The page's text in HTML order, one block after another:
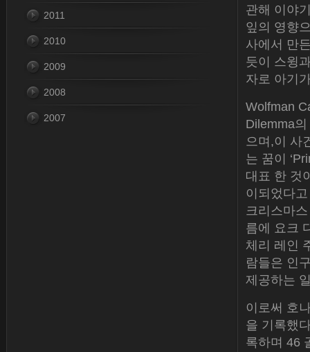
관해 이야
잎의 영향
사에서 만
듯이 스윙
자로 아기
Wolfman
Dilemma
으며,이 사
는 꿈이
대표 한 것
이되었다
크리스마
름에 요크
체리 레인
람들은 인
제공하는
이로써 호
을 기록했
록하며 46
2011
2010
2009
2008
2007